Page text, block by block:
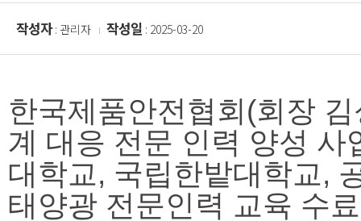
작성자: 관리자 작성일 : 2025-03-20
한국제품안전협회(회장
계 대응 전문 인력 양성
대학교, 국립한밭대학교,
태양광 전문인력 교육 수